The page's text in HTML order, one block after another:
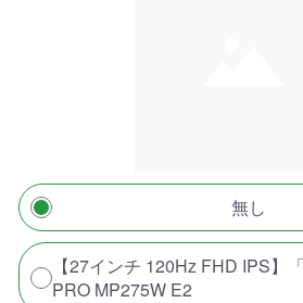
無し
【27インチ 120Hz FHD IPS】
PRO MP275W E2